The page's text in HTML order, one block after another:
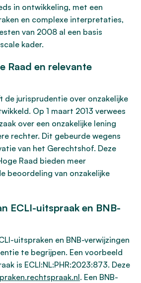
in ontwikkeling, met een
en complexe interpretaties,
van 2008 al een basis
kader.
Raad en relevante
de jurisprudentie over onzakelijke
Op 1 maart 2013 verwees
over een onzakelijke lening
rechter. Dit gebeurde wegens
van het Gerechtshof. Deze
Raad bieden meer
beoordeling van onzakelijke
ECLI-uitspraak en BNB-
uitspraken en BNB-verwijzingen
te begrijpen. Een voorbeeld
is ECLI:NL:PHR:2023:873. Deze
. Een BNB-